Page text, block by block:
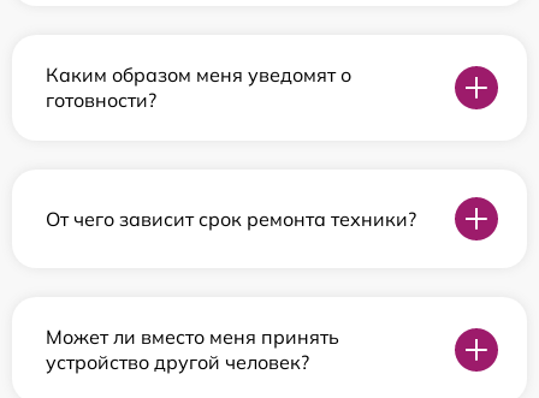
Каким образом меня уведомят о
готовности?
От чего зависит срок ремонта техники?
Может ли вместо меня принять
устройство другой человек?